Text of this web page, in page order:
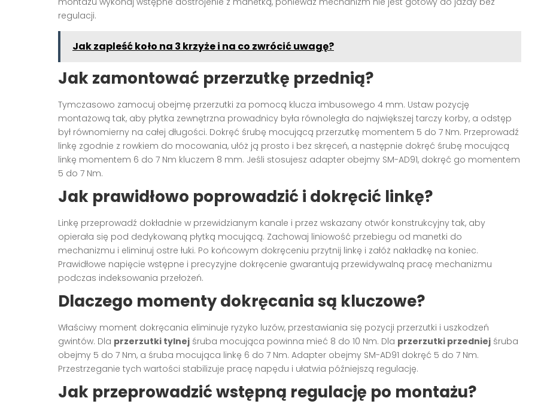
regulacji.
Jak zapleść koło na 3 krzyże i na co zwrócić uwagę?
Jak zamontować przerzutkę przednią?
Tymczasowo zamocuj obejmę przerzutki za pomocą klucza imbusowego 4 mm. Ustaw pozycję
montażową tak, aby płytka zewnętrzna prowadnicy była równoległa do największej tarczy korby, a odstęp
był równomierny na całej długości. Dokręć śrubę mocującą przerzutkę momentem 5 do 7 Nm. Przeprowadź
linkę zgodnie z rowkiem do mocowania, ułóż ją prosto i bez skręceń, a następnie dokręć śrubę mocującą
linkę momentem 6 do 7 Nm kluczem 8 mm. Jeśli stosujesz adapter obejmy SM-AD91, dokręć go momentem
5 do 7 Nm.
Jak prawidłowo poprowadzić i dokręcić linkę?
Linkę przeprowadź dokładnie w przewidzianym kanale i przez wskazany otwór konstrukcyjny tak, aby
opierała się pod dedykowaną płytką mocującą. Zachowaj liniowość przebiegu od manetki do
mechanizmu i eliminuj ostre łuki. Po końcowym dokręceniu przytnij linkę i załóż nakładkę na koniec.
Prawidłowe napięcie wstępne i precyzyjne dokręcenie gwarantują przewidywalną pracę mechanizmu
podczas indeksowania przełożeń.
Dlaczego momenty dokręcania są kluczowe?
Właściwy moment dokręcania eliminuje ryzyko luzów, przestawiania się pozycji przerzutki i uszkodzeń
gwintów. Dla przerzutki tylnej śruba mocująca powinna mieć 8 do 10 Nm. Dla przerzutki przedniej śruba
obejmy 5 do 7 Nm, a śruba mocująca linkę 6 do 7 Nm. Adapter obejmy SM-AD91 dokręć 5 do 7 Nm.
Przestrzeganie tych wartości stabilizuje pracę napędu i ułatwia późniejszą regulację.
Jak przeprowadzić wstępną regulację po montażu?